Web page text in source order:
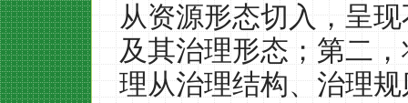
从资源形态切入，呈
及其治理形态；第二
理从治理结构、治理